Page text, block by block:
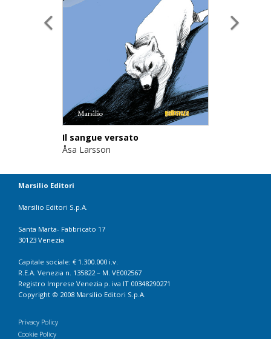
Il sangue versato
Åsa Larsson
Marsilio Editori
Marsilio Editori S.p.A.
Santa Marta- Fabbricato 17
30123 Venezia
Capitale sociale: € 1.300.000 i.v.
R.E.A. Venezia n. 135822 – M. VE002567
Registro Imprese Venezia p. iva IT 00348290271
Copyright © 2008 Marsilio Editori S.p.A.
Privacy Policy
Cookie Policy